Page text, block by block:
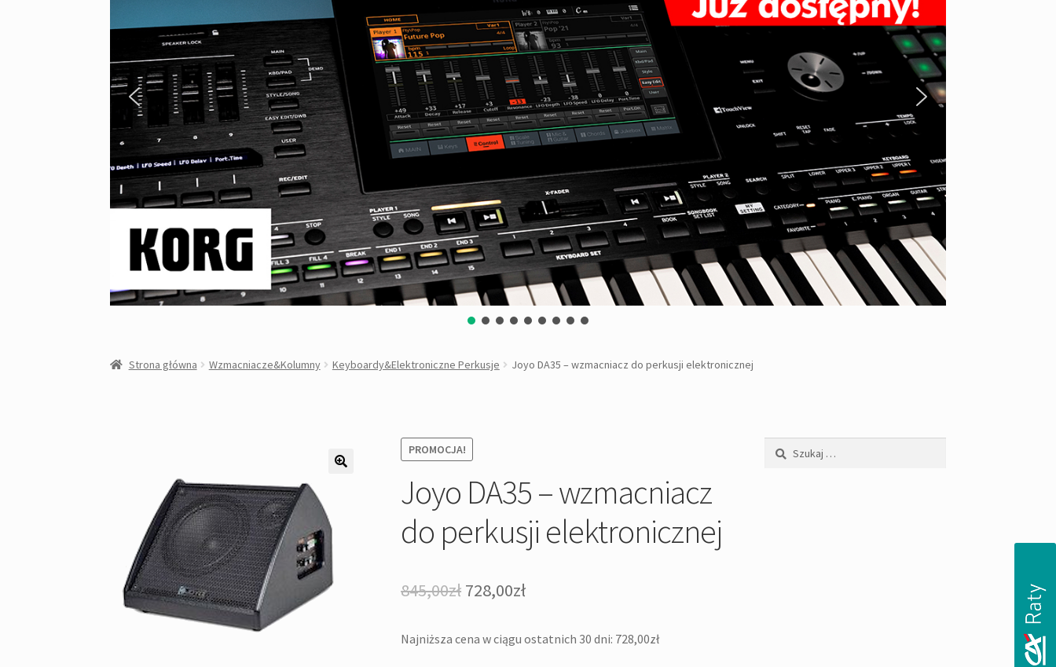
Strona główna Wzmacniacze&Kolumny Keyboardy&Elektroniczne Perkusje Joyo DA35 – wzmacniacz do perkusji elektronicznej
PROMOCJA!
Joyo DA35 – wzmacniacz
do perkusji elektronicznej
845,00zł Pierwotna
wynosiła:
728,00złAktualna
wynosi:
Najniższa cena w ciągu ostatnich 30 dni: 728,00zł
Szukaj: